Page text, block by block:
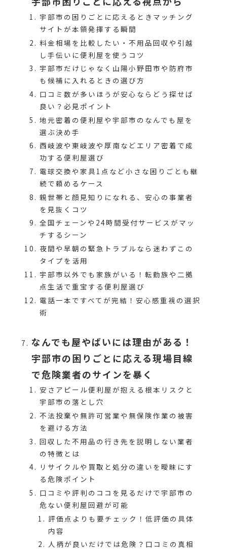
宇部市の困りごとに応えるときマッチング
サイトが本領発揮する瞬間
料金相場を比較したい・不用品回収や引越
し手伝いに便利屋を使うコツ
宇部市だけじゃなく山陽小野田市や防府市
も候補に入れるときの選び方
口コミ数が多いほうが安心ならどう探せば
良い？必見ポイント
地元密着の便利屋や宇部市のなんでも屋を
選ぶ決め手
西岐波や東岐波や厚南などエリア密着で成
功する便利屋選び
電球交換や家具1点など小さな困りごとも継
続で頼めるケース
親世帯と顔見知りになれる、安心の事業者
を見抜くコツ
全国チェーンや24時間受付サービスがマッ
チするシーン
夜間や早朝の緊急トラブルなら迷わずこの
タイプを活用
宇部市以外でも家族がいる！転勤族や二拠
点生活で重宝する便利屋選び
電話一本ですべてが完結！安心感重視の選択
術
なんでも屋やばいには理由がある！
宇部市の困りごとに応える現場目線
で危険業者のサインを暴く
安さアピール便利屋が抱える根本リスクと
宇部市の落とし穴
不法投棄や無許可営業や無保険作業の被害
を避ける方法
回収した不用品の行き先を説明しない業者
の特徴とは
リサイクルや買取と処分の違いを曖昧にす
る危険ポイント
口コミや評判のココを見るだけで宇部市の
危ない便利屋回避が可能
評価点よりも要チェック！低評価の具体
内容
人柄が良いだけでは危険？口コミの真相